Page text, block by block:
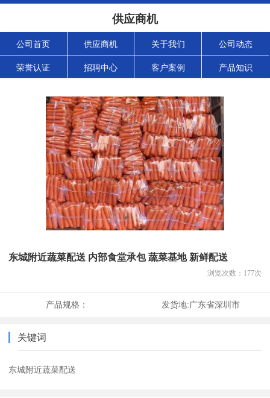
供应商机
公司首页 供应商机 关于我们 公司动态
荣誉认证 招聘中心 客户案例 产品知识
东城附近蔬菜配送 内部食堂承包 蔬菜基地 新鲜配送
浏览次数： 177次
产品规格： 发货地:广东省深圳市
关键词
东城附近蔬菜配送